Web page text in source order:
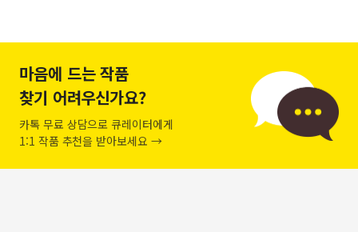
마음에 드는 작품
찾기 어려우신가요?
카톡 무료 상담으로 큐레이터에게
1:1 작품 추천을 받아보세요 →